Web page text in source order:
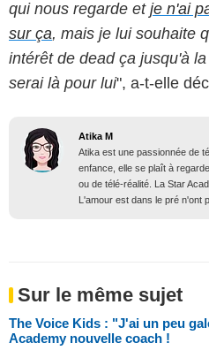
qui nous regarde et je n'ai
sur ça, mais je lui souhaite
intérêt de dead ça jusqu'à
serai là pour lui", a-t-elle
Atika M
Atika est une passionnée de
enfance, elle se plaît à
ou de télé-réalité. La Star
L'amour est dans le pré n'ont
Sur le même sujet
The Voice Kids : "J'ai un peu
Academy nouvelle coach !